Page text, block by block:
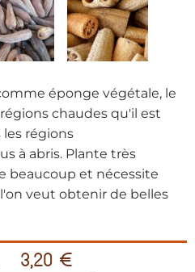
éponge végétale, le
chaudes qu'il est
régions
à abris. Plante très
beaucoup et nécessite
veut obtenir de belles
3,20 €